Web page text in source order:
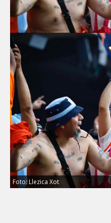
Foto: Llezica Xot